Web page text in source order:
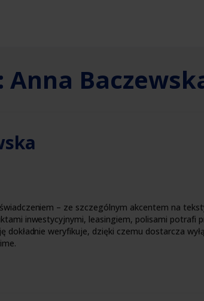
Anna
– ze szczególnym akcentem na
inwestycyjnymi, leasingiem, polisami potrafi
dokładnie weryfikuje, dzięki czemu dostarcza